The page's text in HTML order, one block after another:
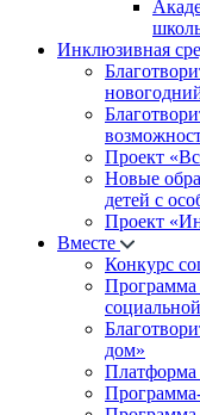
Инклюзивная
Проект
Новые
детей с
Проект
Вместе
Конкурс
Программа
дом»
Платформа